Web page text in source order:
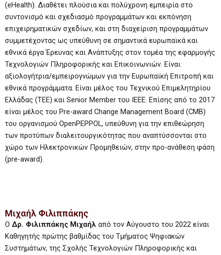
(eHealth). Διαθέτει πλούσια και πολύχρονη εμπειρία στο
συντονισμό και σχεδιασμό προγραμμάτων και εκπόνηση
επιχειρηματικών σχεδίων, και στη διαχείριση προγραμμάτων
συμμετέχοντας ως υπεύθυνη σε σημαντικά ευρωπαϊκά και
εθνικά έργα Έρευνας και Ανάπτυξης στον τομέα της εφαρμογής
Τεχνολογιών Πληροφορικής και Επικοινωνιών. Είναι
αξιολογήτρια/εμπειρογνώμων για την Ευρωπαϊκή Επιτροπή και
εθνικά προγράμματα. Είναι μέλος του Τεχνικού Επιμελητηρίου
Ελλάδας (ΤΕΕ) και Senior Member του IEEE. Επίσης από το 2017
είναι μέλος του Pre-award Change Management Board (CMB)
του οργανισμού OpenPEPPOL, υπεύθυνη για την επιθεώρηση
των προτύπων διαλειτουργικότητας που αναπτύσσονται στο
χώρο των Ηλεκτρονικών Προμηθειών, στην προ-ανάθεση φάση
(pre-award).
Μιχαήλ Φιλιππάκης
Ο Δρ. Φιλιππάκης Μιχαήλ από τον Αύγουστο του 2022 είναι
Καθηγητής πρώτης βαθμίδας του Τμήματος Ψηφιακών
Συστημάτων, της Σχολής Τεχνολογιών Πληροφορικής και